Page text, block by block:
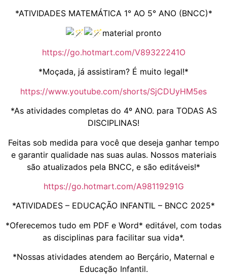
*ATIVIDADES MATEMÁTICA 1° AO 5° ANO (BNCC)*
material pronto
https://go.hotmart.com/V89322241O
*Moçada, já assistiram? É muito legal!*
https://www.youtube.com/shorts/SjCDUyHM5es
*As atividades completas do 4º ANO. para TODAS AS
DISCIPLINAS!
Feitas sob medida para você que deseja ganhar tempo
e garantir qualidade nas suas aulas. Nossos materiais
são atualizados pela BNCC, e são editáveis!*
https://go.hotmart.com/A98119291G
*ATIVIDADES – EDUCAÇÃO INFANTIL – BNCC 2025*
*Oferecemos tudo em PDF e Word* editável, com todas
as disciplinas para facilitar sua vida*.
*Nossas atividades atendem ao Berçário, Maternal e
Educação Infantil.